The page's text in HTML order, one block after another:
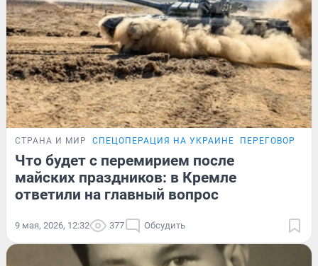
СТРАНА И МИР СПЕЦОПЕРАЦИЯ НА УКРАИНЕ ПЕРЕГОВОРЫ
Что будет с перемирием после
майских праздников: в Кремле
ответили на главный вопрос
9 мая, 2026, 12:32 377 Обсудить